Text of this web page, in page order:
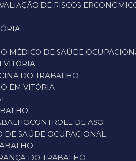
AVALIAÇÃO DE RISCOS
MÉDICO DE SAÚDE
VITÓRIA
DO TRABALHO
EM VITÓRIA
CONTROLE DE ASO
DE SAÚDE OCUPACIONAL
DO TRABALHO